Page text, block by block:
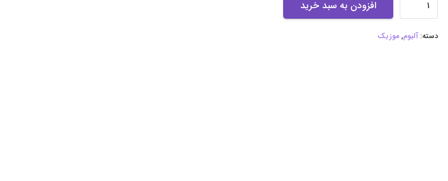
عدد
افزودن به سبد خرید
دسته:آلبوم, موزیک